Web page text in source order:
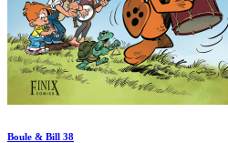
Boule & Bill 38